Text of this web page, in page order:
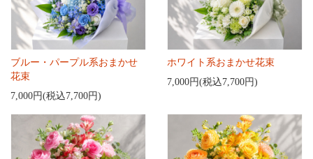
ブルー・パープル系おまかせ
花束
7,000円(税込7,700円)
ホワイト系おまかせ花束
7,000円(税込7,700円)